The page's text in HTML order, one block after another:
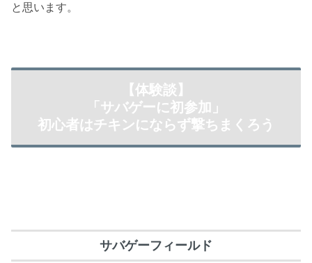
と思います。
【体験談】
「サバゲーに初参加」
初心者はチキンにならず撃ちまくろう
サバゲーフィールド